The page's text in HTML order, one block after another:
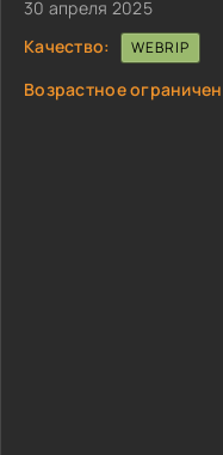
30 апреля 2025
Качество:
WEBRIP
Возрастное